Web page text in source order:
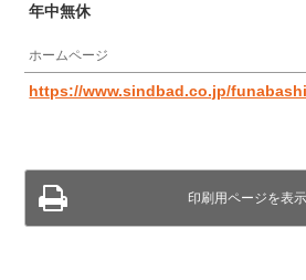
年中無休
ホームページ
https://www.sindbad.co.jp/
印刷用ページを表示